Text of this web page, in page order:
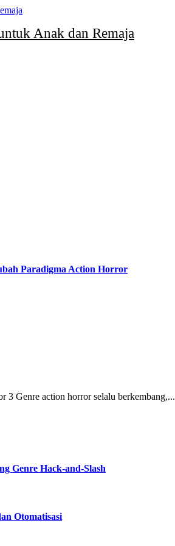
Anak dan Remaja
Paradigma Action Horror
3 Genre action horror selalu berkembang,...
Genre Hack-and-Slash
Otomatisasi